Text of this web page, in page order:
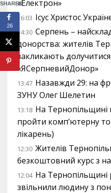
«Електрон»
16:03 Ісус Христос
14:30 Серпень –
донорства: жителів
закликають
«ЯСерпневийДонор»
13:47 Назавжди 29: на
ЗУНУ Олег Шелетин
13:18 На
пройти комп’ютерну
лікарень)
12:30 Жителів
безкоштовний курс з
12:04 На Тернопільщині
звільнили людину з
SHARES
26